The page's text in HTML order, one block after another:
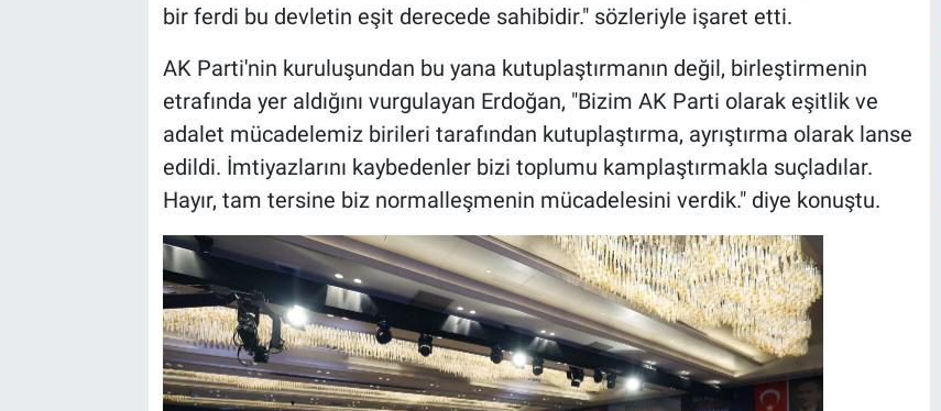
bir ferdi bu devletin eşit derecede sahibidir." sözleriyle işaret etti.
AK Parti'nin kuruluşundan bu yana kutuplaştırmanın değil, birleştirmenin
etrafında yer aldığını vurgulayan Erdoğan, "Bizim AK Parti olarak eşitlik ve
adalet mücadelemiz birileri tarafından kutuplaştırma, ayrıştırma olarak lanse
edildi. İmtiyazlarını kaybedenler bizi toplumu kamplaştırmakla suçladılar.
Hayır, tam tersine biz normalleşmenin mücadelesini verdik." diye konuştu.